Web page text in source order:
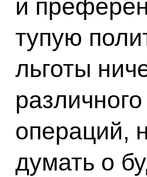
и
тупую
льготы
операций,
думать о